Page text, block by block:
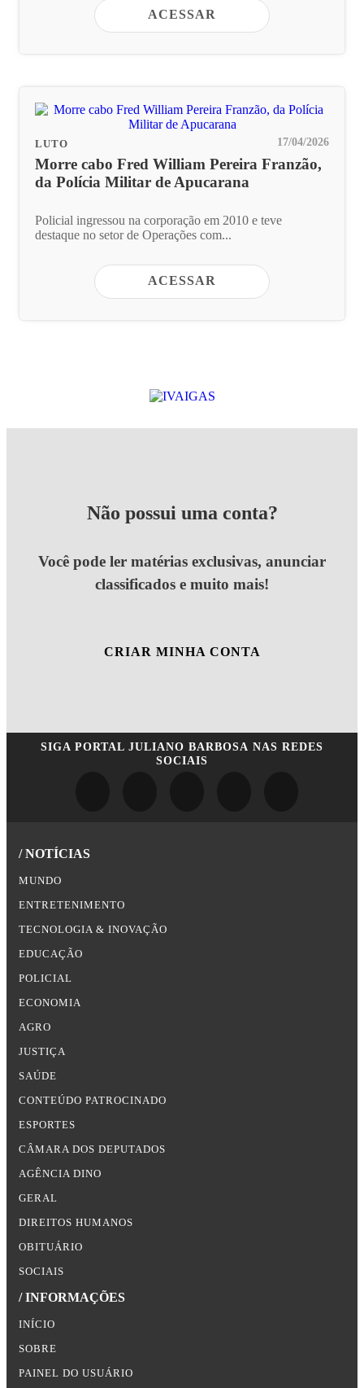
ACESSAR
LUTO 17/04/2026
Morre cabo Fred William Pereira Franzão,
da Polícia Militar de Apucarana
Policial ingressou na corporação em 2010 e teve
destaque no setor de Operações com...
ACESSAR
Não possui uma conta?
Você pode ler matérias exclusivas, anunciar
classificados e muito mais!
CRIAR MINHA CONTA
SIGA PORTAL JULIANO BARBOSA NAS REDES
SOCIAIS
/ NOTÍCIAS
MUNDO
ENTRETENIMENTO
TECNOLOGIA & INOVAÇÃO
EDUCAÇÃO
POLICIAL
ECONOMIA
AGRO
JUSTIÇA
SAÚDE
CONTEÚDO PATROCINADO
ESPORTES
CÂMARA DOS DEPUTADOS
AGÊNCIA DINO
GERAL
DIREITOS HUMANOS
OBITUÁRIO
SOCIAIS
/ INFORMAÇÕES
INÍCIO
SOBRE
PAINEL DO USUÁRIO